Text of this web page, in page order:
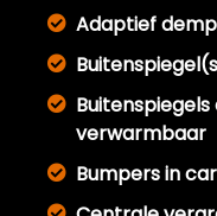
Adaptief
verwarmbaar
Bumpers in